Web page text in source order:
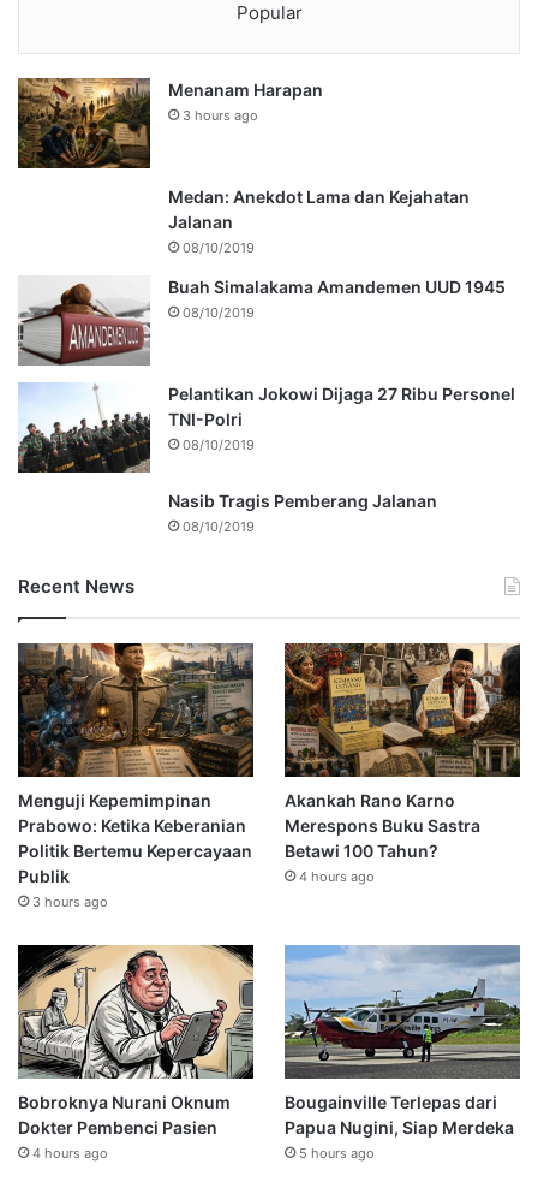
Popular
Menanam Harapan
3 hours ago
Medan: Anekdot Lama dan Kejahatan
Jalanan
08/10/2019
Buah Simalakama Amandemen UUD 1945
08/10/2019
Pelantikan Jokowi Dijaga 27 Ribu Personel
TNI-Polri
08/10/2019
Nasib Tragis Pemberang Jalanan
08/10/2019
Recent News
Menguji Kepemimpinan
Prabowo: Ketika Keberanian
Politik Bertemu Kepercayaan
Publik
3 hours ago
Akankah Rano Karno
Merespons Buku Sastra
Betawi 100 Tahun?
4 hours ago
Bobroknya Nurani Oknum
Dokter Pembenci Pasien
4 hours ago
Bougainville Terlepas dari
Papua Nugini, Siap Merdeka
5 hours ago